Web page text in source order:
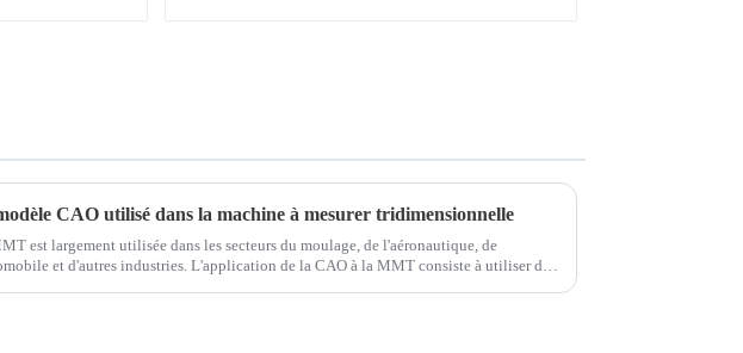
CAO utilisé dans la machine à mesurer tridimensionnelle
est largement utilisée dans les secteurs du moulage, de l'aéronautique, de
et d'autres industries. L'application de la CAO à la MMT consiste à utiliser des